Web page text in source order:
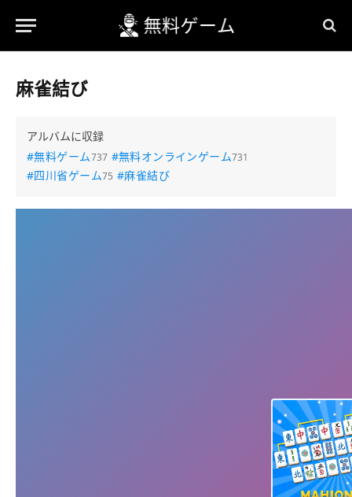
麻雀結び
アルバムに収録
#無料ゲーム737 #無料オンラインゲーム731
#四川省ゲーム75 #麻雀結び